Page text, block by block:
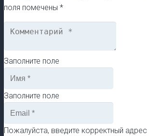
поля помечены *
Заполните поле
Заполните поле
Пожалуйста, введите корректный адрес